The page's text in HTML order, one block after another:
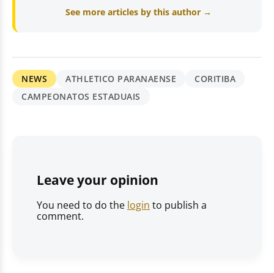
See more articles by this author →
NEWS ATHLETICO PARANAENSE
CORITIBA
CAMPEONATOS ESTADUAIS
Leave your opinion
You need to do the login to publish a
comment.